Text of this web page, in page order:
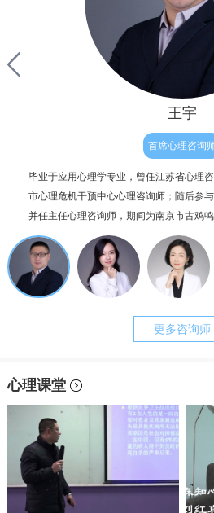
己，赢得肯定和完善，
王宇
首席心理咨询
毕业于应用心理学专业，曾任江苏省心理
市心理危机干预中心心理咨询师；随后参
并任主任心理咨询师，期间为南京市古鸡
京市职工心理咨询服务中心副主任。咨询
万小时。
更多咨询师
心理课堂